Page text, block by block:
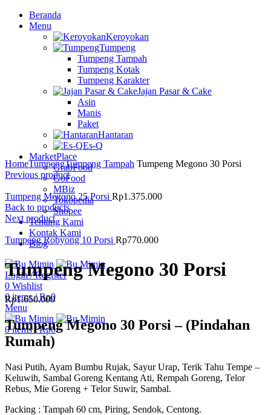
Beranda
Menu
Keroyokan
Tumpeng
Tumpeng Tampah
Tumpeng Kotak
Tumpeng Karakter
Jajan Pasar & Cake
Asin
Manis
Paket
Hantaran
Es-Q
MarketPlace
GrabFood
GoFood
MBiz
Tokopedia
Shopee
Tentang Kami
Kontak Kami
Blog
Login / Register
0 Wishlist
0items / Rp0
Menu
0items / Rp0
HomeTumpengTumpeng Tampah Tumpeng Megono 30 Porsi
Previous product
Tumpeng Megono 25 Porsi Rp1.375.000
Back to products
Next product
Tumpeng Robyong 10 Porsi Rp770.000
Tumpeng Megono 30 Porsi
Rp1.650.000
Tumpeng Megono 30 Porsi – (Pindahan
Rumah)
Nasi Putih, Ayam Bumbu Rujak, Sayur Urap, Terik Tahu Tempe –
Keluwih, Sambal Goreng Kentang Ati, Rempah Goreng, Telor
Rebus, Mie Goreng + Telor Suwir, Sambal.
Packing : Tampah 60 cm, Piring, Sendok, Centong.